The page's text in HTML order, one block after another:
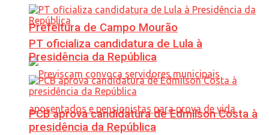
Prefeitura de Campo Mourão
PT oficializa candidatura de Lula à
Presidência da República
PCB aprova candidatura de Edmilson Costa à
presidência da República